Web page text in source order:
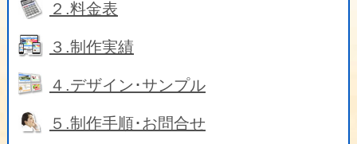
２.料金表
３.制作実績
４.デザイン･サンプル
５.制作手順･お問合せ